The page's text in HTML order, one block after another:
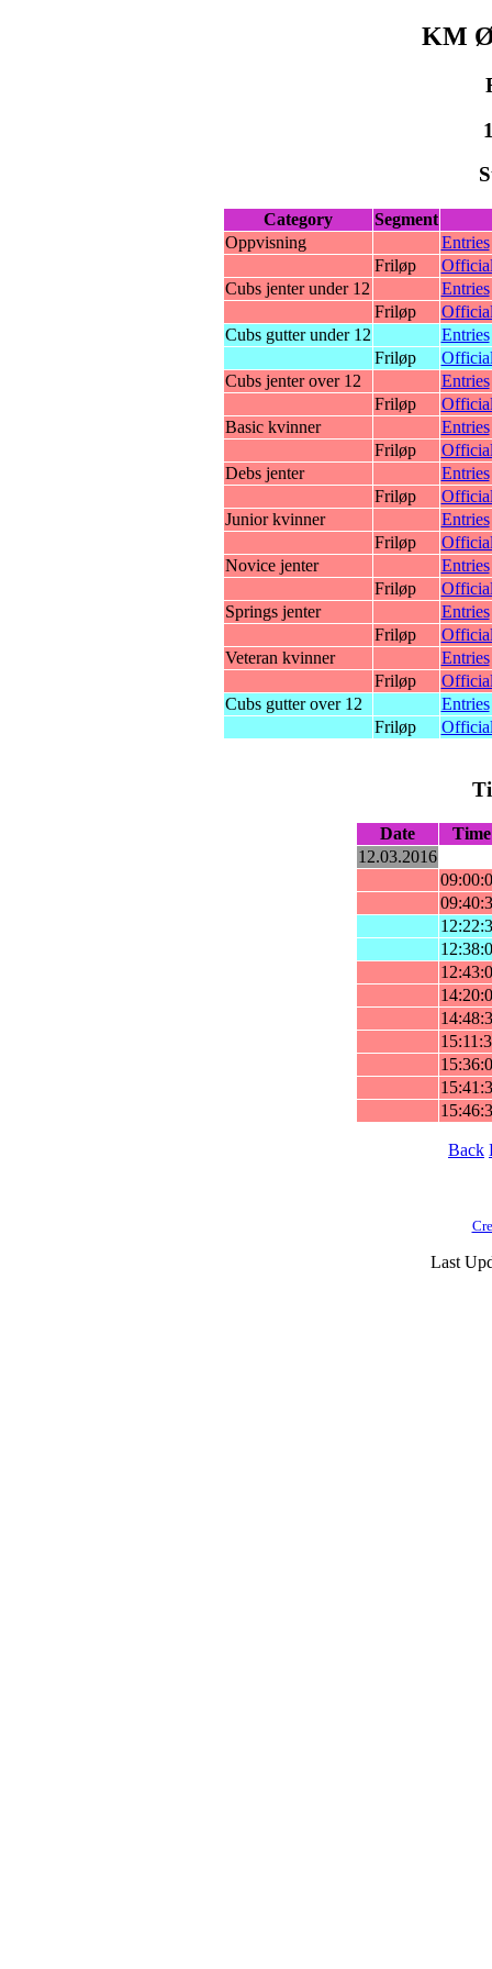
KM
Category
Segment
Oppvisning
Entries
Friløp
Cubs jenter under 12
Entries
Friløp
Cubs gutter under 12
Entries
Friløp
Cubs jenter over 12
Entries
Friløp
Basic kvinner
Entries
Friløp
Debs jenter
Entries
Friløp
Junior kvinner
Entries
Friløp
Novice jenter
Entries
Friløp
Springs jenter
Entries
Friløp
Veteran kvinner
Entries
Friløp
Cubs gutter over 12
Entries
Friløp
Date
Time
12.03.2016
Back
Last